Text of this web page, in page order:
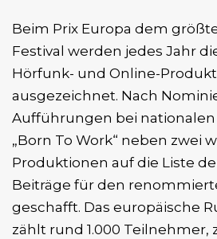
Beim Prix Europa dem
Festival werden jedes Jahr
Hörfunk- und Online-
ausgezeichnet. Nach
Aufführungen bei nationalen
„Born To Work“ neben zwei
Produktionen auf die Liste
Beiträge für den
geschafft. Das europäische
zählt rund 1.000 Teilnehmer,